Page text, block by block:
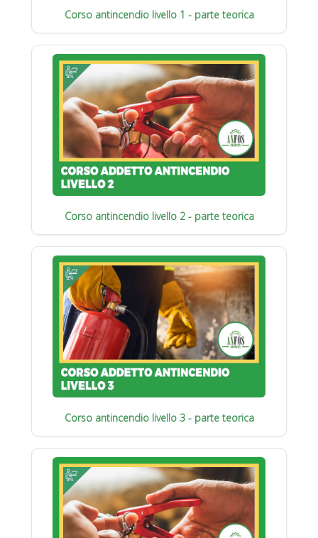
Corso antincendio livello 1 - parte teorica
Corso antincendio livello 2 - parte teorica
Corso antincendio livello 3 - parte teorica